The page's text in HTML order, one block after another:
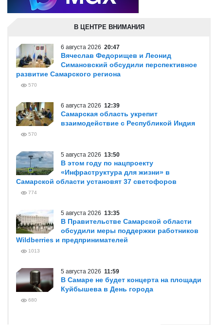
В ЦЕНТРЕ ВНИМАНИЯ
6 августа 2026 20:47
Вячеслав Федорищев и Леонид
Симановский обсудили перспективное
развитие Самарского региона
570
6 августа 2026 12:39
Самарская область укрепит
взаимодействие с Республикой Индия
570
5 августа 2026 13:50
В этом году по нацпроекту
«Инфраструктура для жизни» в
Самарской области установят 37 светофоров
774
5 августа 2026 13:35
В Правительстве Самарской области
обсудили меры поддержки работников
Wildberries и предпринимателей
1013
5 августа 2026 11:59
В Самаре не будет концерта на площади
Куйбышева в День города
680